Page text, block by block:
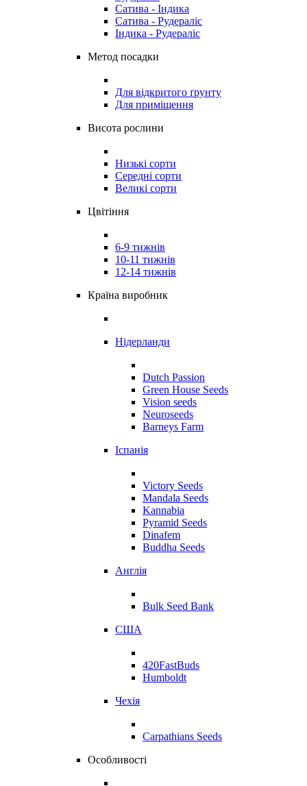
Сатива - Індика
Сатива - Рудераліс
Індика - Рудераліс
Метод посадки
Для відкритого ґрунту
Для приміщення
Висота рослини
Низькі сорти
Середні сорти
Великі сорти
Цвітіння
6-9 тижнів
10-11 тижнів
12-14 тижнів
Країна виробник
Нідерланди
Dutch Passion
Green House Seeds
Vision seeds
Neuroseeds
Barneys Farm
Іспанія
Victory Seeds
Mandala Seeds
Kannabia
Pyramid Seeds
Dinafem
Buddha Seeds
Англія
Bulk Seed Bank
США
420FastBuds
Humboldt
Чехія
Carpathians Seeds
Особливості